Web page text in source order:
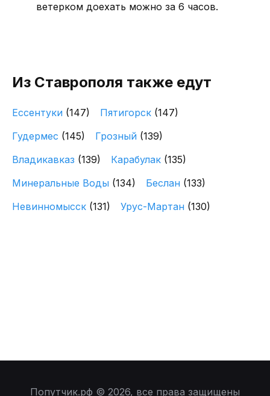
ветерком доехать можно за 6 часов.
Из Ставрополя также едут
Ессентуки (147) Пятигорск (147)
Гудермес (145) Грозный (139)
Владикавказ (139) Карабулак (135)
Минеральные Воды (134) Беслан (133)
Невинномысск (131) Урус-Мартан (130)
Попутчик.рф © 2026, все права защищены